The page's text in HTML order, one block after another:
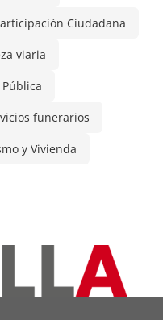
Ciudadana
viaria
funerarios
y Vivienda